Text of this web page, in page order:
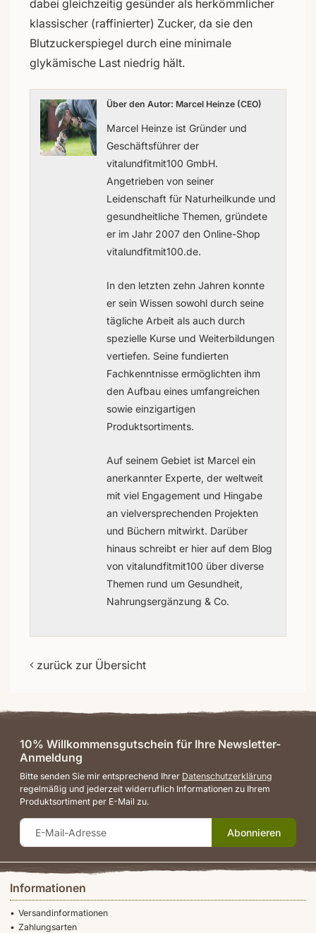
dabei gleichzeitig gesünder als herkömmlicher
klassischer (raffinierter) Zucker, da sie den
Blutzuckerspiegel durch eine minimale
glykämische Last niedrig hält.
Über den Autor: Marcel Heinze (CEO)
Marcel Heinze ist Gründer und
Geschäftsführer der
vitalundfitmit100 GmbH.
Angetrieben von seiner
Leidenschaft für Naturheilkunde und
gesundheitliche Themen, gründete
er im Jahr 2007 den Online-Shop
vitalundfitmit100.de.
In den letzten zehn Jahren konnte
er sein Wissen sowohl durch seine
tägliche Arbeit als auch durch
spezielle Kurse und Weiterbildungen
vertiefen. Seine fundierten
Fachkenntnisse ermöglichten ihm
den Aufbau eines umfangreichen
sowie einzigartigen
Produktsortiments.
Auf seinem Gebiet ist Marcel ein
anerkannter Experte, der weltweit
mit viel Engagement und Hingabe
an vielversprechenden Projekten
und Büchern mitwirkt. Darüber
hinaus schreibt er hier auf dem Blog
von vitalundfitmit100 über diverse
Themen rund um Gesundheit,
Nahrungsergänzung & Co.
zurück zur Übersicht
Informationen
Versandinformationen
Zahlungsarten
10% Willkommensgutschein für Ihre Newsletter-
Anmeldung
Bitte senden Sie mir entsprechend Ihrer Datenschutzerklärung
regelmäßig und jederzeit widerruflich Informationen zu Ihrem
Produktsortiment per E-Mail zu.
Abonnieren